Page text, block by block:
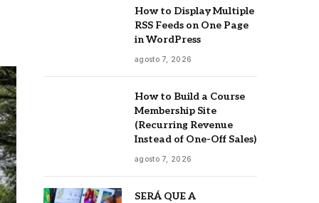
How to Display Multiple
RSS Feeds on One Page
in WordPress
agosto 7, 2026
How to Build a Course
Membership Site
(Recurring Revenue
Instead of One-Off Sales)
agosto 7, 2026
SERÁ QUE A